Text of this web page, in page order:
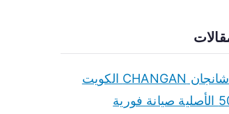
r
قطع غيار شانجان CHANGAN الكويت